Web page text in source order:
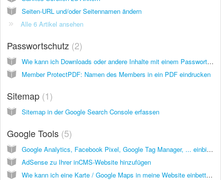
Seiten-URL und/oder Seitennamen ändern
Alle 6 Artikel ansehen
Passwortschutz 2
Wie kann ich Downloads oder andere Inhalte mit einem Passwort schützen?
Member ProtectPDF: Namen des Members in ein PDF eindrucken
Sitemap 1
Sitemap in der Google Search Console erfassen
Google Tools 5
Google Analytics, Facebook Pixel, Google Tag Manager, ... einbinden
AdSense zu Ihrer inCMS-Website hinzufügen
Wie kann ich eine Karte / Google Maps in meine Website einbetten?